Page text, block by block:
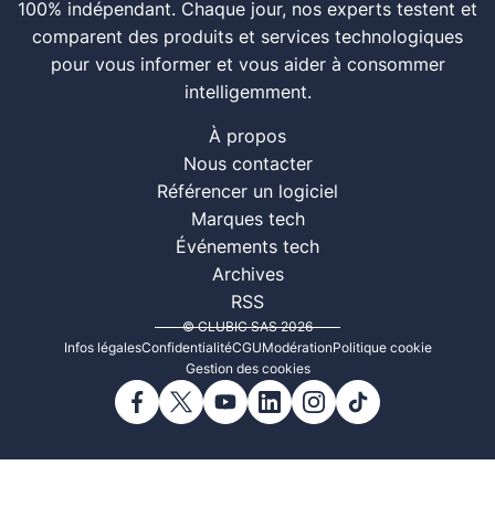
100% indépendant. Chaque jour, nos experts testent et
comparent des produits et services technologiques
pour vous informer et vous aider à consommer
intelligemment.
À propos
Nous contacter
Référencer un logiciel
Marques tech
Événements tech
Archives
RSS
© CLUBIC SAS 2026
Infos légalesConfidentialitéCGUModérationPolitique cookie
Gestion des cookies